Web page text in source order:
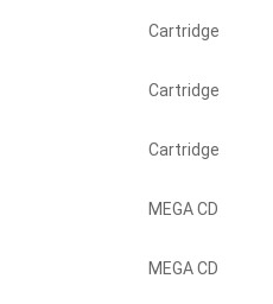
Cartridge
Cartridge
Cartridge
MEGA CD
MEGA CD